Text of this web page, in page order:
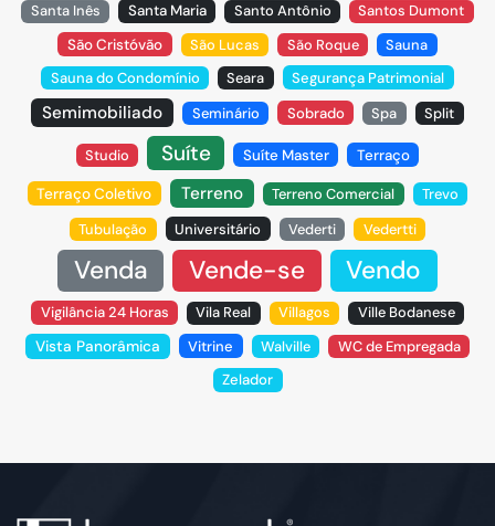
Santa Inês Santa Maria Santo Antônio
Santos Dumont
São Cristóvão
São Lucas São Roque
Sauna
Sauna do Condomínio
Seara Segurança Patrimonial
Semimobiliado Seminário Sobrado Spa Split
Studio Suíte Suíte Master Terraço
Terraço Coletivo Terreno Terreno Comercial
Trevo
Tubulação
Universitário Vederti Vedertti
Venda Vende-se Vendo
Vigilância 24 Horas Vila Real Villagos Ville Bodanese
Vista Panorâmica Vitrine Walville
WC de Empregada
Zelador